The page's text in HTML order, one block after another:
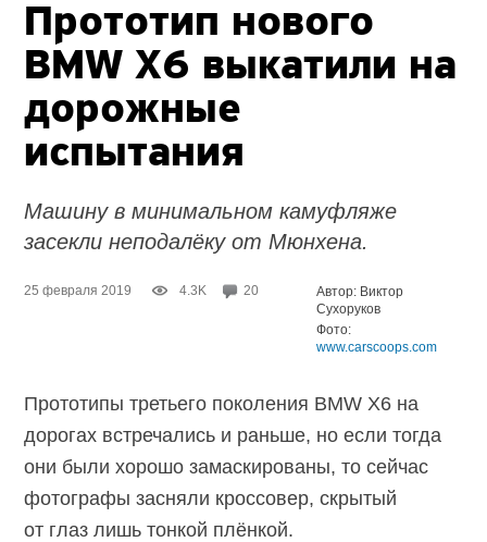
Прототип нового
BMW X6 выкатили на
дорожные
испытания
Машину в минимальном камуфляже
засекли неподалёку от Мюнхена.
25 февраля 2019 4.3K 20
Автор: Виктор
Сухоруков
Фото:
www.carscoops.com
Прототипы третьего поколения BMW X6 на
дорогах встречались и раньше, но если тогда
они были хорошо замаскированы, то сейчас
фотографы засняли кроссовер, скрытый
от глаз лишь тонкой плёнкой.